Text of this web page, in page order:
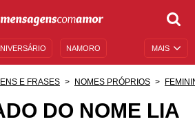
MAIS
NAMORO
E FRASES NOMES PRÓPRIOS
DO NOME LIA